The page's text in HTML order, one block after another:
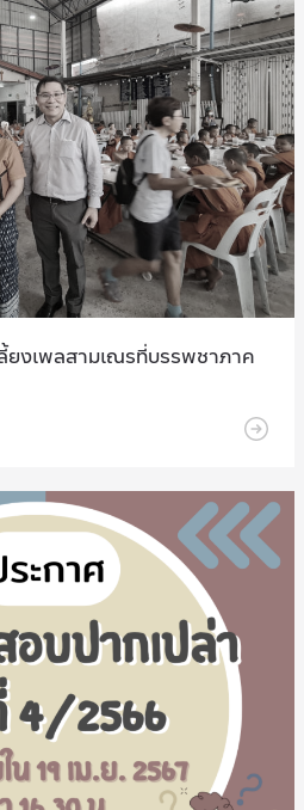
ยงเพลสามเณรที่บรรพชาภาค